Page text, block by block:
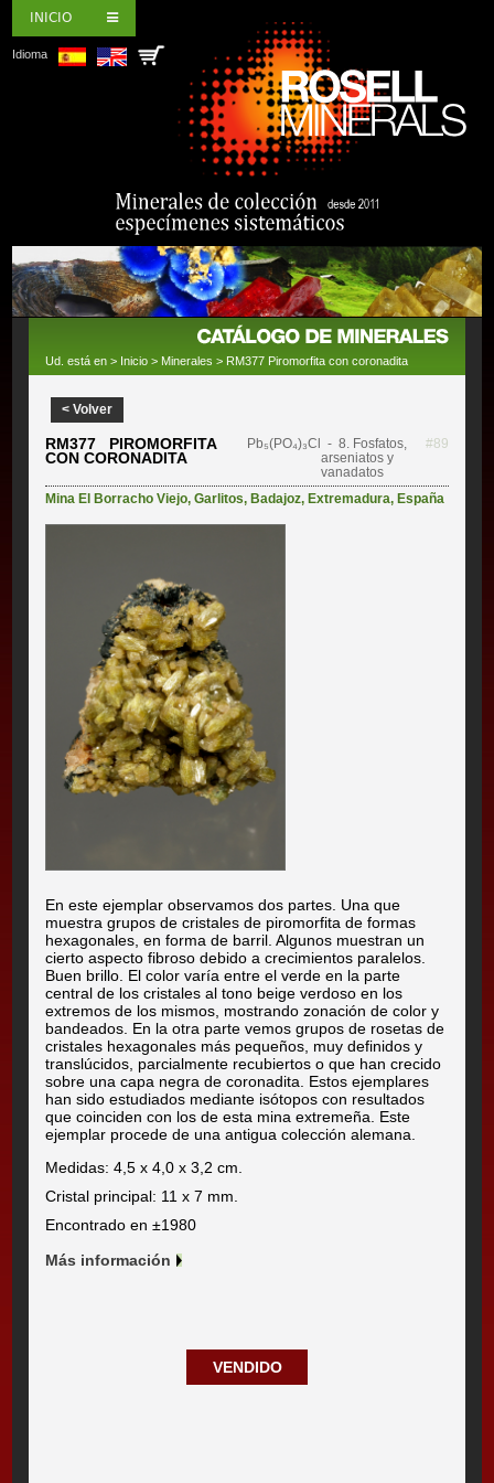
INICIO
Idioma
Ud. está en > Inicio > Minerales > RM377 Piromorfita con coronadita
< Volver
RM377 PIROMORFITA
CON CORONADITA
Pb₅(PO₄)₃Cl - 8. Fosfatos,
arseniatos y
vanadatos
#89
Mina El Borracho Viejo,Garlitos,Badajoz,Extremadura,España
En este ejemplar observamos dos partes. Una que
muestra grupos de cristales de piromorfita de formas
hexagonales, en forma de barril. Algunos muestran un
cierto aspecto fibroso debido a crecimientos paralelos.
Buen brillo. El color varía entre el verde en la parte
central de los cristales al tono beige verdoso en los
extremos de los mismos, mostrando zonación de color y
bandeados. En la otra parte vemos grupos de rosetas de
cristales hexagonales más pequeños, muy definidos y
translúcidos, parcialmente recubiertos o que han crecido
sobre una capa negra de coronadita. Estos ejemplares
han sido estudiados mediante isótopos con resultados
que coinciden con los de esta mina extremeña. Este
ejemplar procede de una antigua colección alemana.
Medidas: 4,5 x 4,0 x 3,2 cm.
Cristal principal: 11 x 7 mm.
Encontrado en ±1980
Más información
VENDIDO